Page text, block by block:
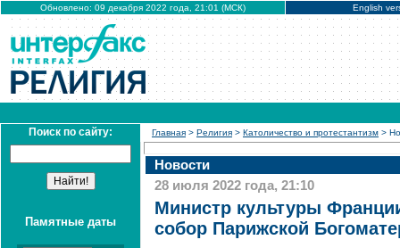
Обновлено: 09 декабря 2022 года, 21:01 (МСК) English
Поиск по сайту:
Памятные даты
Главная > Религия > Католичество и протестантизм >
Новости
28 июля 2022 года, 21:10
Министр культуры
собор Парижской